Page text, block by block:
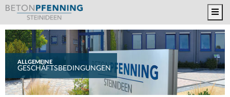
ALLGEMEINE
GESCHÄFTSBEDINGUNGEN